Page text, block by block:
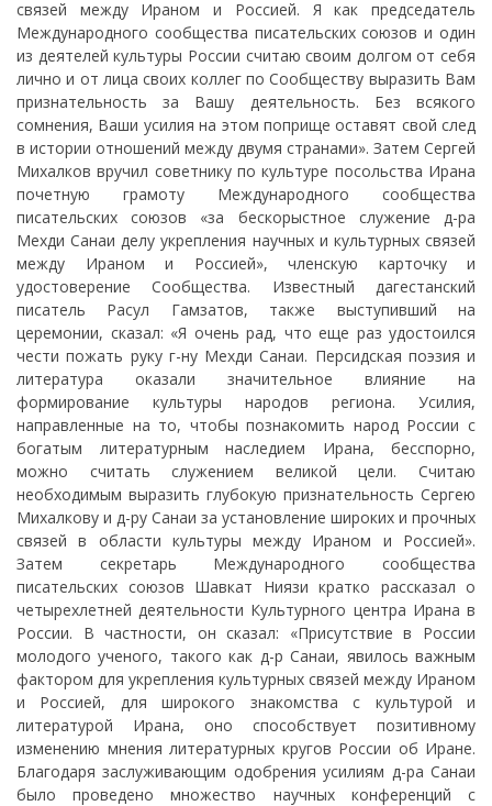
связей между Ираном и Россией. Я как председатель
Международного сообщества писательских союзов и один
из деятелей культуры России считаю своим долгом от себя
лично и от лица своих коллег по Сообществу выразить Вам
признательность за Вашу деятельность. Без всякого
сомнения, Ваши усилия на этом поприще оставят свой след
в истории отношений между двумя странами». Затем Сергей
Михалков вручил советнику по культуре посольства Ирана
почетную грамоту Международного сообщества
писательских союзов «за бескорыстное служение д-ра
Мехди Санаи делу укрепления научных и культурных связей
между Ираном и Россией», членскую карточку и
удостоверение Сообщества. Известный дагестанский
писатель Расул Гамзатов, также выступивший на
церемонии, сказал: «Я очень рад, что еще раз удостоился
чести пожать руку г-ну Мехди Санаи. Персидская поэзия и
литература оказали значительное влияние на
формирование культуры народов региона. Усилия,
направленные на то, чтобы познакомить народ России с
богатым литературным наследием Ирана, бесспорно,
можно считать служением великой цели. Считаю
необходимым выразить глубокую признательность Сергею
Михалкову и д-ру Санаи за установление широких и прочных
связей в области культуры между Ираном и Россией».
Затем секретарь Международного сообщества
писательских союзов Шавкат Ниязи кратко рассказал о
четырехлетней деятельности Культурного центра Ирана в
России. В частности, он сказал: «Присутствие в России
молодого ученого, такого как д-р Санаи, явилось важным
фактором для укрепления культурных связей между Ираном
и Россией, для широкого знакомства с культурой и
литературой Ирана, оно способствует позитивному
изменению мнения литературных кругов России об Иране.
Благодаря заслуживающим одобрения усилиям д-ра Санаи
было проведено множество научных конференций с